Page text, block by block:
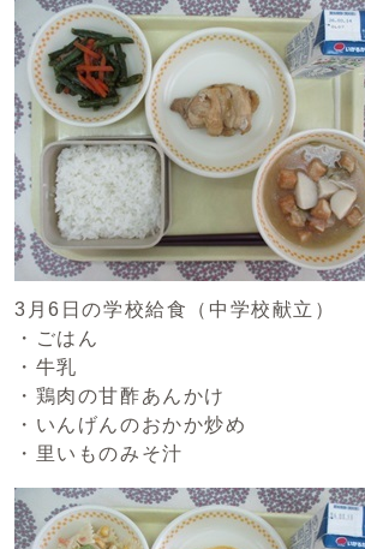
3月6日の学校給食（中学校献立）
・ごはん
・牛乳
・鶏肉の甘酢あんかけ
・いんげんのおかか炒め
・里いものみそ汁